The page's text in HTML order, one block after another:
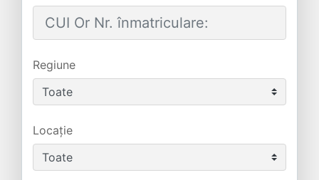
Regiune
Locație